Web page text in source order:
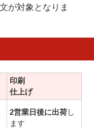
が対象となりま
印刷
仕上げ
2営業日後に出荷し
ます